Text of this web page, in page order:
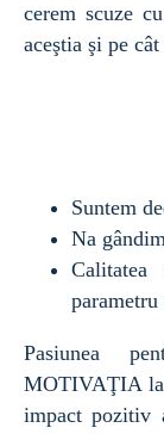
cerem scuze
aceştia şi pe
Suntem
Na
Pasiunea
MOTIVAŢIA
impact pozitiv